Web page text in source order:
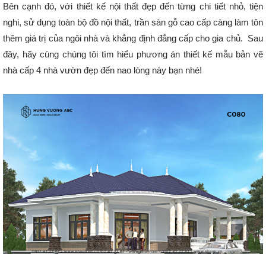
Bên cạnh đó, với thiết kế nội thất đẹp đến từng chi tiết nhỏ, tiện
nghi, sử dụng toàn bộ đồ nội thất, trần sàn gỗ cao cấp càng làm tôn
thêm giá trị của ngôi nhà và khẳng định đẳng cấp cho gia chủ. Sau
đây, hãy cùng chúng tôi tìm hiểu phương án thiết kế mẫu bản vẽ
nhà cấp 4 nhà vườn đẹp đến nao lòng này bạn nhé!